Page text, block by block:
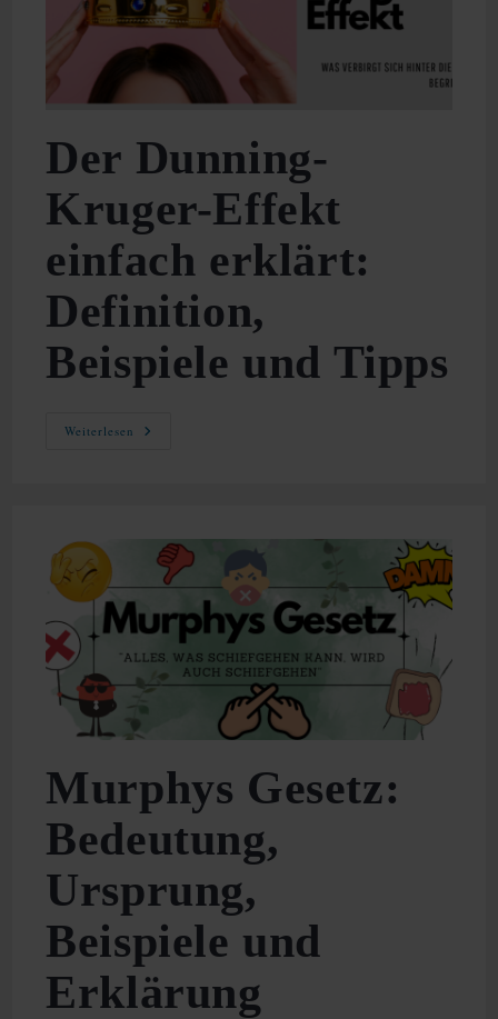
Der Dunning-
Kruger-Effekt
einfach erklärt:
Definition,
Beispiele und Tipps
Weiterlesen Der
Beispiele
Und
Tipps
Murphys Gesetz:
Bedeutung,
Ursprung,
Beispiele und
Erklärung